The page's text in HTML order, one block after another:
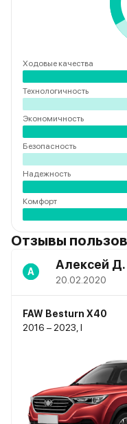
Ходовые качества
Технологичность
Экономичность
Безопасность
Надежность
Комфорт
Отзывы
А Алексей Д.
20.02.2020
FAW Besturn X40
2016 – 2023, I